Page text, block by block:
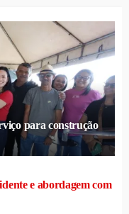
para construção
e abordagem com